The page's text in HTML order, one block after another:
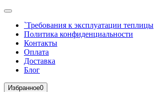
`Требования к эксплуатации теплицы
Политика конфиденциальности
Контакты
Оплата
Доставка
Блог
Избранное0